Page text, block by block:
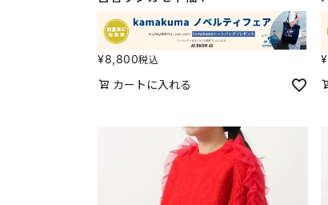
¥8,800税込
カートに入れる
¥